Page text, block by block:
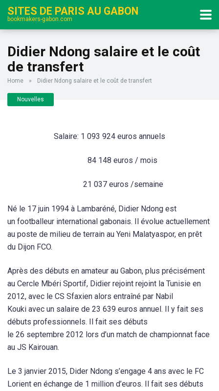
SITES DE PARIS AU GABON
bookmakers-gabon.com
Didier Ndong salaire et le coût
de transfert
Home » Didier Ndong salaire et le coût de transfert
Nouvelles
Salaire: 1 093 924 euros annuels
84 148 euros / mois
21 037 euros /semaine
Né le 17 juin 1994 à Lambaréné, Didier Ndong est
un footballeur international gabonais. Il évolue actuellement
au poste de milieu de terrain au Yeni Malatyaspor, en prêt
du Dijon FCO.
Après des débuts en amateur au Gabon, plus précisément
au Cercle Mbéri Sportif, Didier rejoint rejoint la Tunisie en
2012, avec le CS Sfaxien alors entraîné par Nabil
Kouki avec un salaire de 23 639 euros annuel. Il y fait ses
débuts professionnels. Il fait ses débuts
le 26 septembre 2012 lors d’un match de championnat face
au JS Kairouan.
Le 3 janvier 2015, Dider Ndong s’engage 4 ans avec le FC
Lorient en échange de 1 million d’euros. Il fait ses débuts